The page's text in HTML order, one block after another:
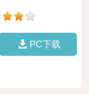
PC下载